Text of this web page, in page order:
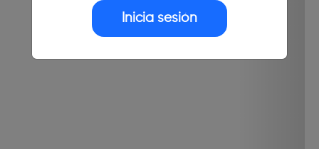
Inicia sesión